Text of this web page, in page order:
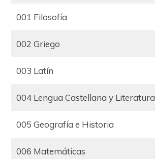
001 Filosofía
002 Griego
003 Latín
004 Lengua Castellana y Literatura
005 Geografía e Historia
006 Matemáticas